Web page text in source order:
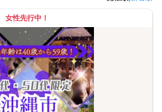
女性先行中！